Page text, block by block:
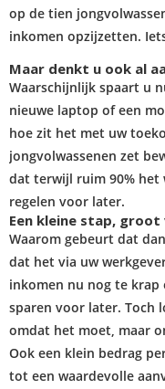
op de tien
inkomen opzijzetten.
Maar denkt u ook al
Waarschijnlijk spaart u
nieuwe laptop of een
hoe zit het met uw
jongvolwassenen zet
dat terwijl ruim 90%
regelen voor later.
Een kleine stap, groot
Waarom gebeurt dat
dat het via uw
inkomen nu nog te
sparen voor later. Toch
omdat het moet, maar
Ook een klein bedrag
tot een waardevolle